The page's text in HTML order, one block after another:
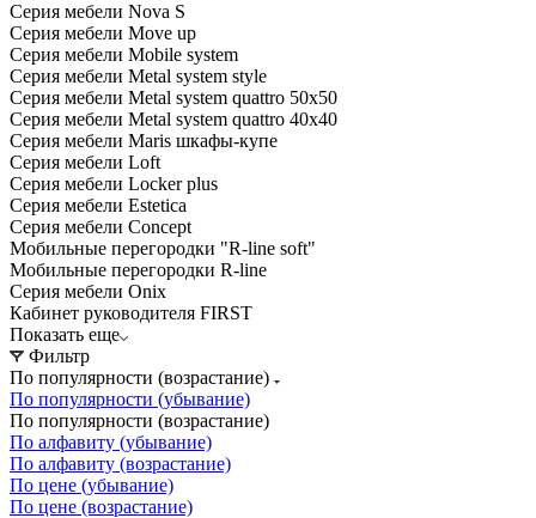
Серия мебели Nova S
Серия мебели Move up
Серия мебели Mobile system
Серия мебели Metal system style
Серия мебели Metal system quattro 50x50
Серия мебели Metal system quattro 40x40
Серия мебели Maris шкафы-купе
Серия мебели Loft
Серия мебели Locker plus
Серия мебели Estetica
Серия мебели Concept
Мобильные перегородки "R-line soft"
Мобильные перегородки R-line
Серия мебели Onix
Кабинет руководителя FIRST
Показать еще
Фильтр
По популярности (возрастание)
По популярности (убывание)
По популярности (возрастание)
По алфавиту (убывание)
По алфавиту (возрастание)
По цене (убывание)
По цене (возрастание)